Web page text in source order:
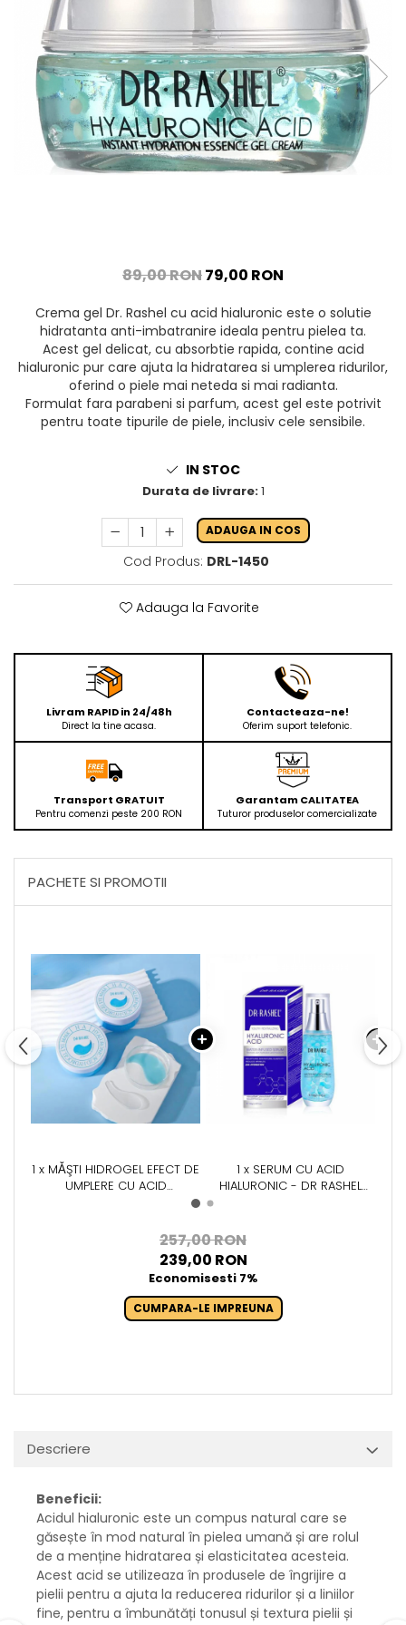
89,00 RON79,00 RON
Crema gel Dr. Rashel cu acid hialuronic este o solutie
hidratanta anti-imbatranire ideala pentru pielea ta.
Acest gel delicat, cu absorbtie rapida, contine acid
hialuronic pur care ajuta la hidratarea si umplerea ridurilor,
oferind o piele mai neteda si mai radianta.
Formulat fara parabeni si parfum, acest gel este potrivit
pentru toate tipurile de piele, inclusiv cele sensibile.
IN STOC
Durata de livrare:1
ADAUGA IN COS
Cod Produs: DRL-1450
Adauga la Favorite
Livram RAPID in 24/48h
Direct la tine acasa.
Contacteaza-ne!
Oferim suport telefonic.
Transport GRATUIT
Pentru comenzi peste 200 RON
Garantam CALITATEA
Tuturor produselor comercializate
PACHETE SI PROMOTII
1 x MǍŞTI HIDROGEL EFECT DE
UMPLERE CU ACID
HIALURONIC- HYDROGEL EYE
1 x SERUM CU ACID
HIALURONIC - DR RASHEL
HYALURONIC ACID INFUSED
257,00 RON
239,00 RON
Economisesti 7%
CUMPARA-LE IMPREUNA
Descriere
Beneficii:
Acidul hialuronic este un compus natural care se
găsește în mod natural în pielea umană și are rolul
de a menține hidratarea și elasticitatea acesteia.
Acest acid se utilizeaza în produsele de îngrijire a
pielii pentru a ajuta la reducerea ridurilor și a liniilor
fine, pentru a îmbunătăți tonusul și textura pielii și